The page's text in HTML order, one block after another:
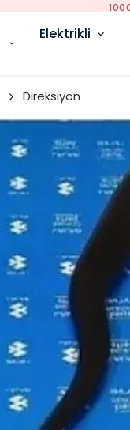
Elektrikli
Direksiyon